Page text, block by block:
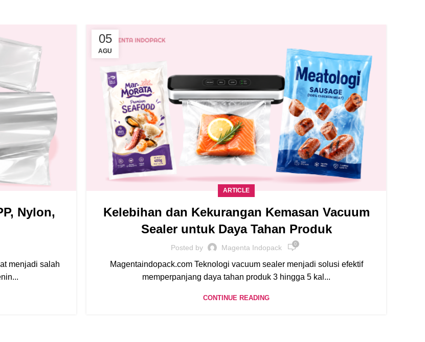
Nylon,
menjadi salah
05
AGU
ARTICLE
Kelebihan dan Kekurangan Kemasan Vacuum
Sealer untuk Daya Tahan Produk
Posted by Magenta Indopack 0
Magentaindopack.com Teknologi vacuum sealer menjadi solusi efektif
memperpanjang daya tahan produk 3 hingga 5 kal...
CONTINUE READING